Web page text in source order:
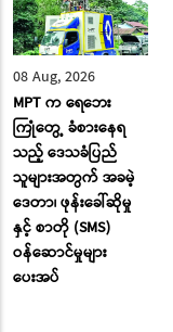
08 Aug, 2026
MPT က ရေဘေး
ကြုံတွေ့ ခံစားနေရ
သည့် ဒေသခံပြည်
သူများအတွက် အခမဲ့
ဒေတာ၊ ဖုန်းခေါ်ဆိုမှု
နှင့် စာတို (SMS)
ဝန်ဆောင်မှုများ
ပေးအပ်